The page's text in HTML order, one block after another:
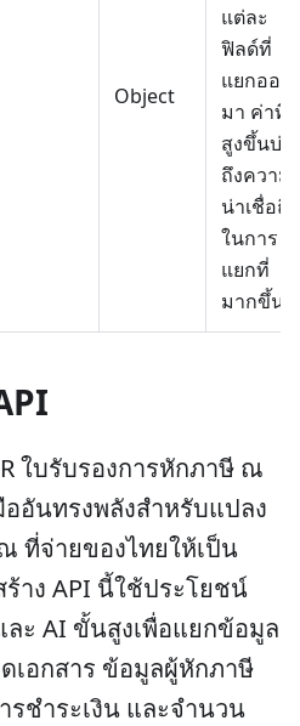
Object
แต่ละ
ฟิลด์ที่
แยกออก
มา ค่าที่
สูงขึ้นบ่ง
ถึงความ
น่าเชื่อถือ
ในการ
แยกที่
มากขึ้น
ใบรับรองการหักภาษี ณ
อันทรงพลังสำหรับแปลง
ที่จ่ายของไทยให้เป็น
ร้าง API นี้ใช้ประโยชน์
ละ AI ขั้นสูงเพื่อแยกข้อมูล
เอกสาร ข้อมูลผู้หักภาษี
ชำระเงิน และจำนวน